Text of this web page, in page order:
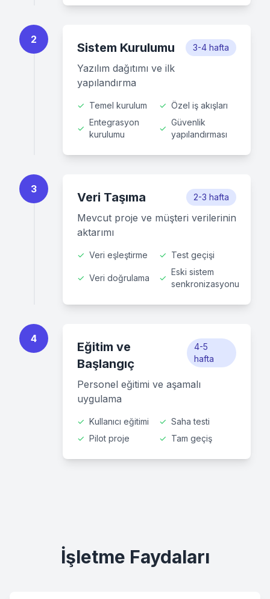
2
Sistem Kurulumu 3-4 hafta
Yazılım dağıtımı ve ilk
yapılandırma
✓ Temel kurulum ✓ Özel iş akışları
✓
Entegrasyon
kurulumu
✓
Güvenlik
yapılandırması
3
Veri Taşıma 2-3 hafta
Mevcut proje ve müşteri verilerinin
aktarımı
✓ Veri eşleştirme ✓ Test geçişi
✓ Veri doğrulama ✓
Eski sistem
senkronizasyonu
4
Eğitim ve
Başlangıç
4-5
hafta
Personel eğitimi ve aşamalı
uygulama
✓ Kullanıcı eğitimi ✓ Saha testi
✓ Pilot proje ✓ Tam geçiş
İşletme Faydaları